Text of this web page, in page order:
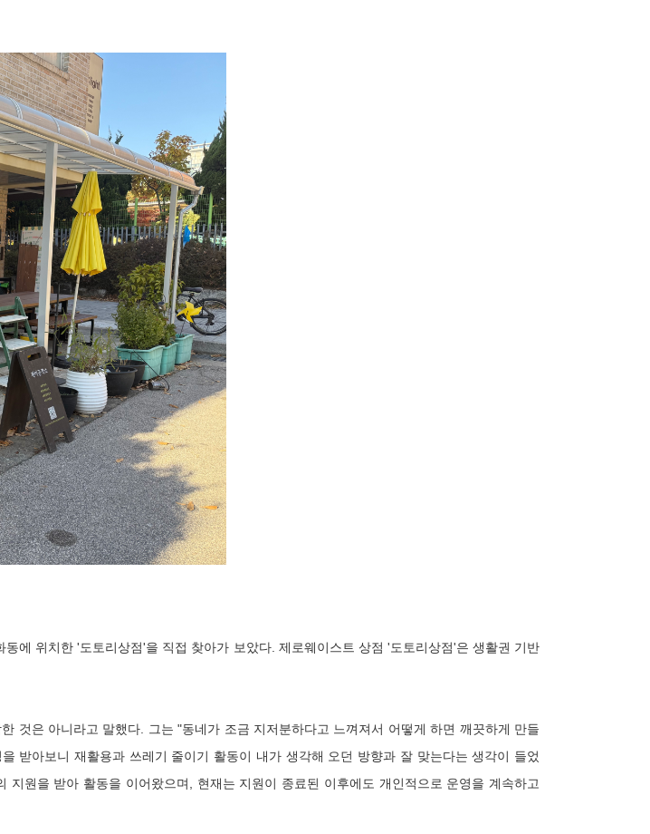
에 위치한 '도토리상점'을 직접 찾아가 보았다. 제로웨이스트 상점 '도토리상점'은 생활권 기반
것은 아니라고 말했다. 그는 "동네가 조금 지저분하다고 느껴져서 어떻게 하면 깨끗하게 만들
받아보니 재활용과 쓰레기 줄이기 활동이 내가 생각해 오던 방향과 잘 맞는다는 생각이 들었
원을 받아 활동을 이어왔으며, 현재는 지원이 종료된 이후에도 개인적으로 운영을 계속하고